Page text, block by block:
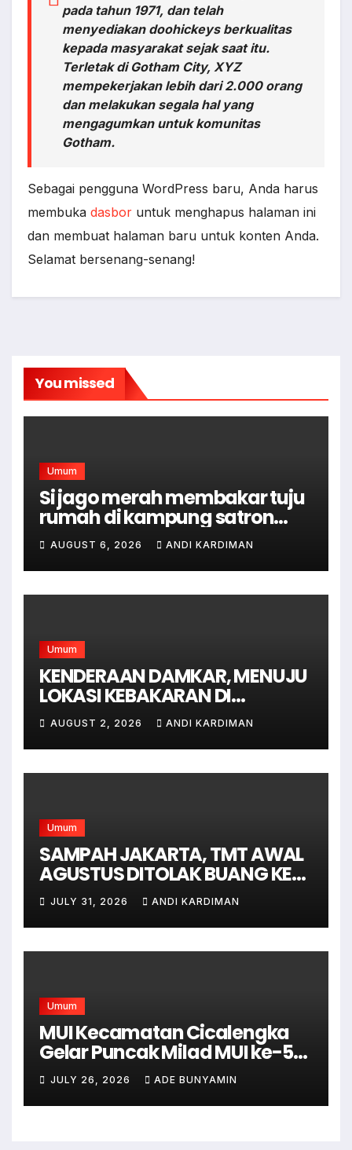
pada tahun 1971, dan telah
menyediakan doohickeys berkualitas
kepada masyarakat sejak saat itu.
Terletak di Gotham City, XYZ
mempekerjakan lebih dari 2.000 orang
dan melakukan segala hal yang
mengagumkan untuk komunitas
Gotham.
Sebagai pengguna WordPress baru, Anda harus
membuka dasbor untuk menghapus halaman ini
dan membuat halaman baru untuk konten Anda.
Selamat bersenang-senang!
You missed
Umum
Si jago merah membakar tuju
rumah di kampung satron
sodonghilir .
AUGUST 6, 2026 ANDI KARDIMAN
Umum
KENDERAAN DAMKAR, MENUJU
LOKASI KEBAKARAN DI
JAGAKARSA JAKARTA
SELATAN
AUGUST 2, 2026 ANDI KARDIMAN
Umum
SAMPAH JAKARTA, TMT AWAL
AGUSTUS DITOLAK BUANG KE
BANTAR GEBANG
JULY 31, 2026 ANDI KARDIMAN
Umum
MUI Kecamatan Cicalengka
Gelar Puncak Milad MUI ke-51
dengan Tabligh Akbar
JULY 26, 2026 ADE BUNYAMIN